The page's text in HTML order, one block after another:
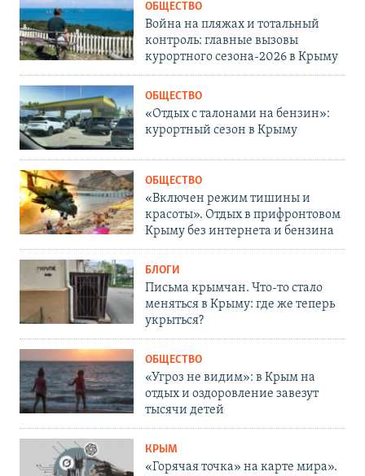
ОБЩЕСТВО
Война на пляжах и тотальный
контроль: главные вызовы
курортного сезона-2026 в Крыму
ОБЩЕСТВО
«Отдых с талонами на бензин»:
курортный сезон в Крыму
ОБЩЕСТВО
«Включен режим тишины и
красоты». Отдых в прифронтовом
Крыму без интернета и бензина
БЛОГИ
Письма крымчан. Что-то стало
меняться в Крыму: где же теперь
укрыться?
ОБЩЕСТВО
«Угроз не видим»: в Крым на
отдых и оздоровление завезут
тысячи детей
КРЫМ
«Горячая точка» на карте мира».